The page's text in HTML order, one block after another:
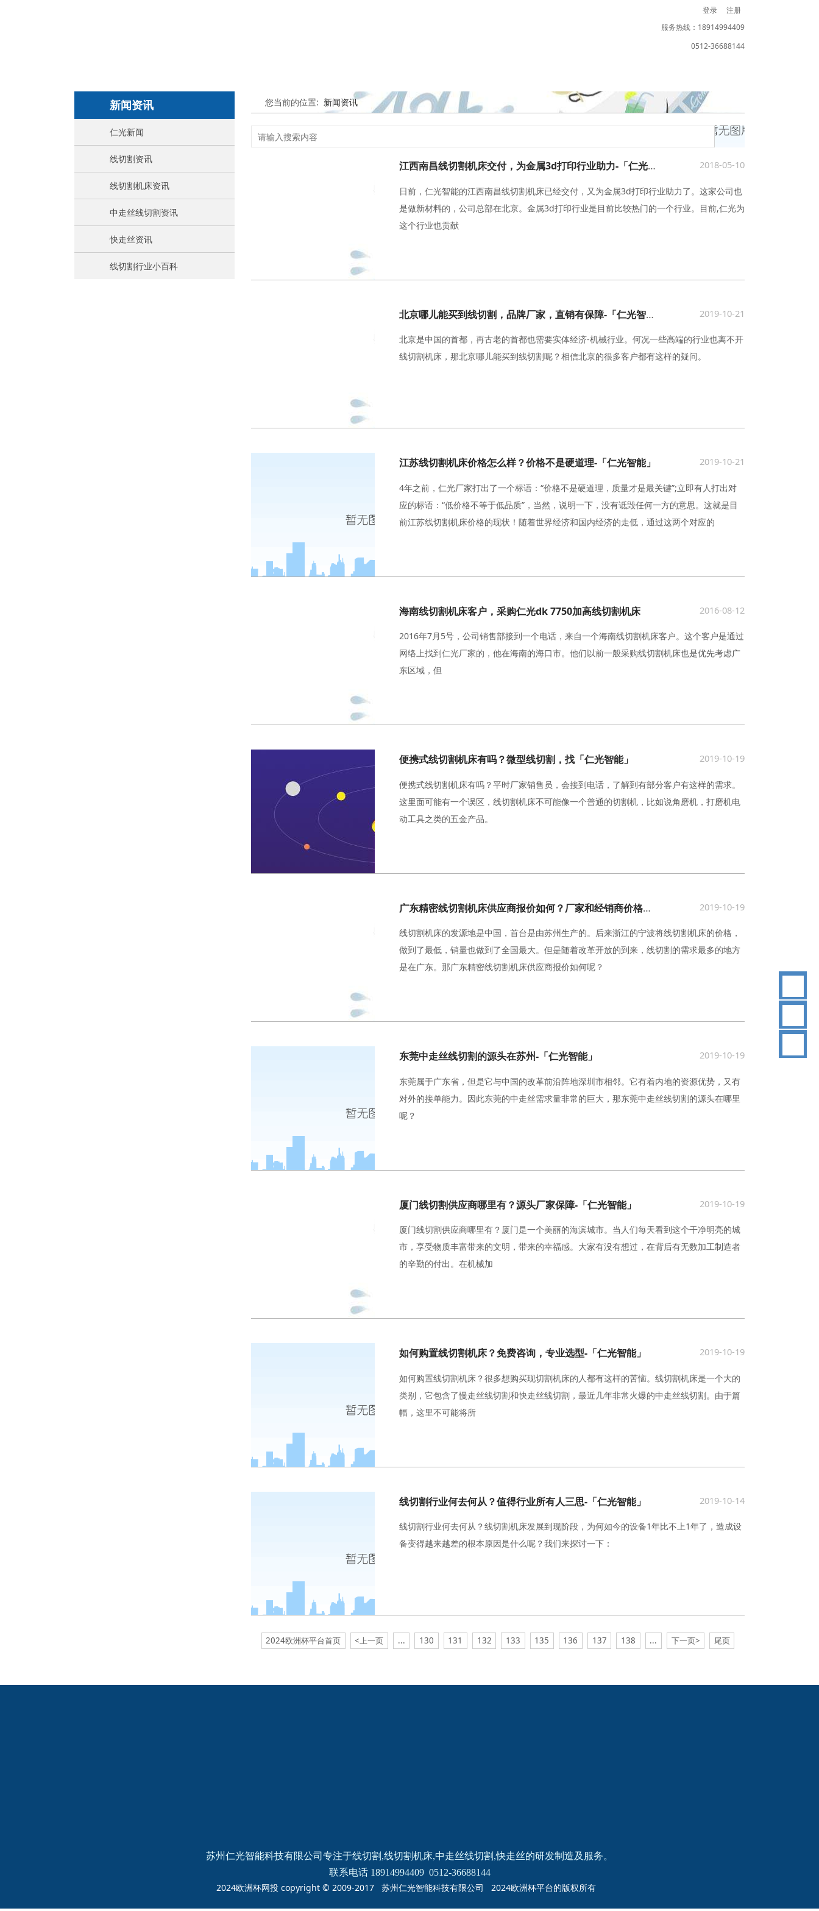
登录
注册
服务热线：18914994409
0512-36688144
新闻资讯
仁光新闻
线切割资讯
线切割机床资讯
中走丝线切割资讯
快走丝资讯
线切割行业小百科
您当前的位置: 新闻资讯
江西南昌线切割机床交付，为金属3d打印行业助力-「仁光智能」 2018-05-10
日前，仁光智能的江西南昌线切割机床已经交付，又为金属3d打印行业助力了。这家公司也
是做新材料的，公司总部在北京。金属3d打印行业是目前比较热门的一个行业。目前,仁光为
这个行业也贡献
北京哪儿能买到线切割，品牌厂家，直销有保障-「仁光智能」 2019-10-21
北京是中国的首都，再古老的首都也需要实体经济-机械行业。何况一些高端的行业也离不开
线切割机床，那北京哪儿能买到线切割呢？相信北京的很多客户都有这样的疑问。
江苏线切割机床价格怎么样？价格不是硬道理-「仁光智能」 2019-10-21
4年之前，仁光厂家打出了一个标语：“价格不是硬道理，质量才是最关键”;立即有人打出对
应的标语：“低价格不等于低品质”，当然，说明一下，没有诋毁任何一方的意思。这就是目
前江苏线切割机床价格的现状！随着世界经济和国内经济的走低，通过这两个对应的
海南线切割机床客户，采购仁光dk 7750加高线切割机床 2016-08-12
2016年7月5号，公司销售部接到一个电话，来自一个海南线切割机床客户。这个客户是通过
网络上找到仁光厂家的，他在海南的海口市。他们以前一般采购线切割机床也是优先考虑广
东区域，但
便携式线切割机床有吗？微型线切割，找「仁光智能」 2019-10-19
便携式线切割机床有吗？平时厂家销售员，会接到电话，了解到有部分客户有这样的需求。
这里面可能有一个误区，线切割机床不可能像一个普通的切割机，比如说角磨机，打磨机电
动工具之类的五金产品。
广东精密线切割机床供应商报价如何？厂家和经销商价格一致-「仁光智能」 2019-10-19
线切割机床的发源地是中国，首台是由苏州生产的。后来浙江的宁波将线切割机床的价格，
做到了最低，销量也做到了全国最大。但是随着改革开放的到来，线切割的需求最多的地方
是在广东。那广东精密线切割机床供应商报价如何呢？
东莞中走丝线切割的源头在苏州-「仁光智能」 2019-10-19
东莞属于广东省，但是它与中国的改革前沿阵地深圳市相邻。它有着内地的资源优势，又有
对外的接单能力。因此东莞的中走丝需求量非常的巨大，那东莞中走丝线切割的源头在哪里
呢？
厦门线切割供应商哪里有？源头厂家保障-「仁光智能」 2019-10-19
厦门线切割供应商哪里有？厦门是一个美丽的海滨城市。当人们每天看到这个干净明亮的城
市，享受物质丰富带来的文明，带来的幸福感。大家有没有想过，在背后有无数加工制造者
的辛勤的付出。在机械加
如何购置线切割机床？免费咨询，专业选型-「仁光智能」 2019-10-19
如何购置线切割机床？很多想购买现切割机床的人都有这样的苦恼。线切割机床是一个大的
类别，它包含了慢走丝线切割和快走丝线切割，最近几年非常火爆的中走丝线切割。由于篇
幅，这里不可能将所
线切割行业何去何从？值得行业所有人三思-「仁光智能」 2019-10-14
线切割行业何去何从？线切割机床发展到现阶段，为何如今的设备1年比不上1年了，造成设
备变得越来越差的根本原因是什么呢？我们来探讨一下：
2024欧洲杯平台首页 <上一页 ... 130 131 132 133 135 136 137 138 ... 下一页> 尾页
苏州仁光智能科技有限公司专注于线切割,线切割机床,中走丝线切割,快走丝的研发制造及服务。
联系电话 18914994409  0512-36688144
2024欧洲杯网投 copyright © 2009-2017 苏州仁光智能科技有限公司 2024欧洲杯平台的版权所有